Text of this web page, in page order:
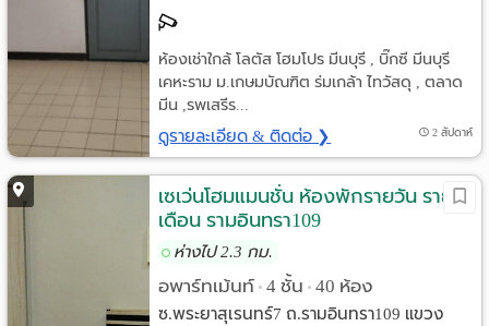
ห้องเช่าใกล้ โลตัส โฮมโปร มีนบุรี , บิ๊กซี มีนบุรี
เคหะราม ม.เกษมบัณฑิต ร่มเกล้า ไทวัสดุ , ตลาด
มีน ,รพเสรีร...
ดูรายละเอียด & ติดต่อ ❯ 2 สัปดาห์
เซเว่นโฮมแมนชั่น ห้องพักรายวัน ราย
เดือน รามอินทรา109
ห่างไป 2.3 กม.
อพาร์ทเม้นท์ • 4 ชั้น • 40 ห้อง
ซ.พระยาสุเรนทร์7 ถ.รามอินทรา109 แขวง